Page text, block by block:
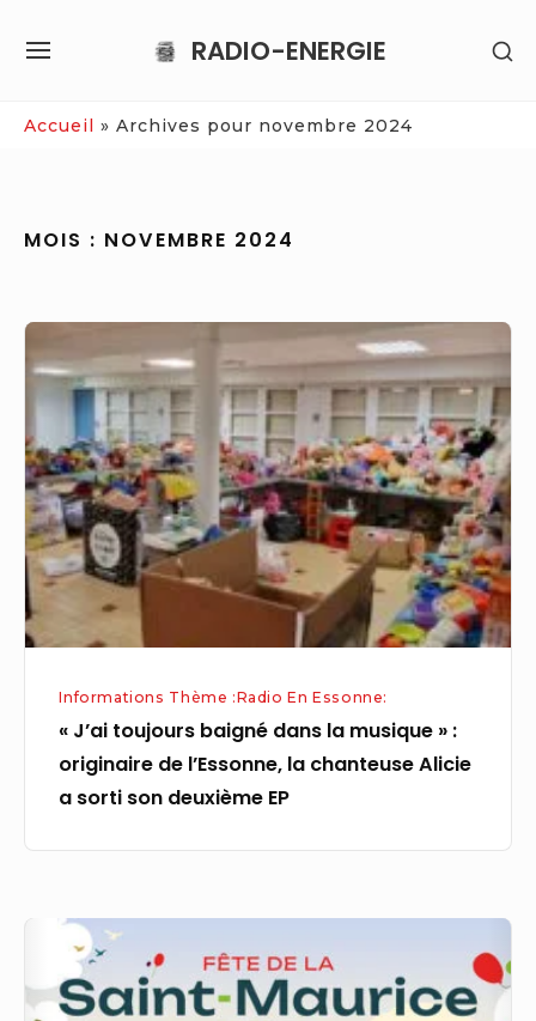
RADIO-ENERGIE
SITE
Accueil » Archives pour novembre 2024
MOIS : NOVEMBRE 2024
« J’ai
toujours
baigné
dans
la
musique »
:
originaire
de
l’Essonne,
chanteuse
Alicie
sorti
Informations Thème :Radio En Essonne:
« J’ai toujours baigné dans la musique » :
originaire de l’Essonne, la chanteuse Alicie
a sorti son deuxième EP
Essonne
un